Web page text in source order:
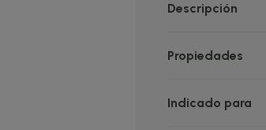
Descripción
Propiedades
Indicado para